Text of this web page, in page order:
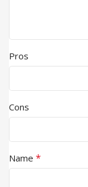
Pros
Cons
Name *